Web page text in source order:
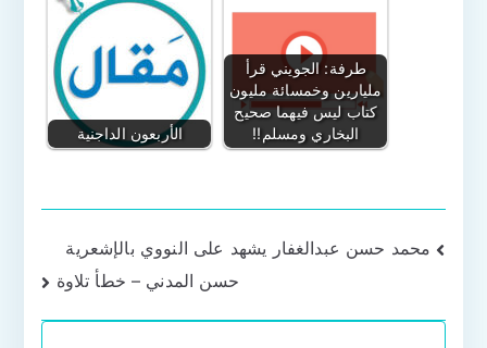
الأربعون الداجنية
طرفة: الجويني قرأ
مليارين وخمسائة مليون
كتاب ليس فيهما صحيح
البخاري ومسلم!!
تصفّح
محمد حسن عبدالغفار يشهد على النووي بالإشعرية
حسن المدني – خطأ تلاوة